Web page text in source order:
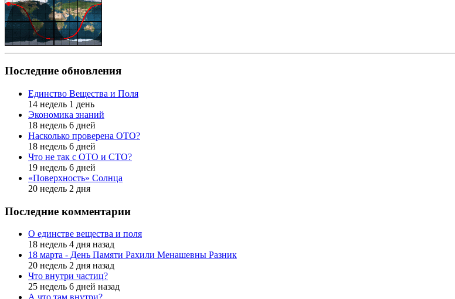
Последние обновления
Единство Вещества и Поля
14 недель 1 день
Экономика знаний
18 недель 6 дней
Насколько проверена ОТО?
18 недель 6 дней
Что не так с ОТО и СТО?
19 недель 6 дней
«Поверхность» Солнца
20 недель 2 дня
Последние комментарии
О единстве вещества и поля
18 недель 4 дня назад
18 марта - День Памяти Рахили Менашевны Разник
20 недель 2 дня назад
Что внутри частиц?
25 недель 6 дней назад